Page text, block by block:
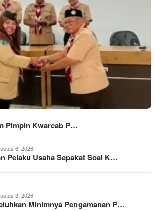
Pimpin Kwarcab P…
6, 2026
Pelaku Usaha Sepakat Soal K…
3, 2026
Minimnya Pengamanan P…